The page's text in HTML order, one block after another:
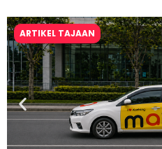
ARTIKEL TAJAAN